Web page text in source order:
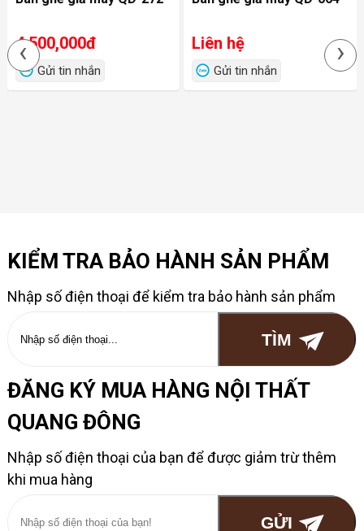
4,500,000đ
Gửi tin nhắn
Liên hệ
Gửi tin nhắn
‹ ›
KIỂM TRA BẢO HÀNH SẢN PHẨM
Nhập số điện thoại để kiểm tra bảo hành sản phẩm
ĐĂNG KÝ MUA HÀNG NỘI THẤT
QUANG ĐÔNG
Nhập số điện thoại của bạn để được giảm trừ thêm
khi mua hàng